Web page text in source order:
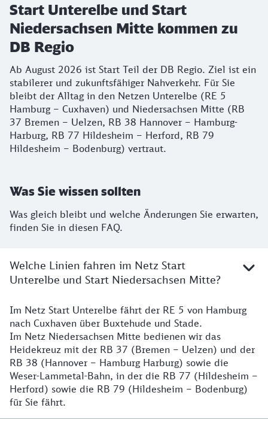
Start Unterelbe und Start
Niedersachsen Mitte kommen zu
DB Regio
Ab August 2026 ist Start Teil der DB Regio. Ziel ist ein
stabilerer und zukunftsfähiger Nahverkehr. Für Sie
bleibt der Alltag in den Netzen Unterelbe (RE 5
Hamburg – Cuxhaven) und Niedersachsen Mitte (RB
37 Bremen – Uelzen, RB 38 Hannover – Hamburg-
Harburg, RB 77 Hildesheim – Herford, RB 79
Hildesheim – Bodenburg) vertraut.
Was Sie wissen sollten
Was gleich bleibt und welche Änderungen Sie erwarten,
finden Sie in diesen FAQ.
Welche Linien fahren im Netz Start
Unterelbe und Start Niedersachsen Mitte?
Details
Im Netz Start Unterelbe fährt der RE 5 von Hamburg
nach Cuxhaven über Buxtehude und Stade.
Im Netz Niedersachsen Mitte bedienen wir das
Heidekreuz mit der RB 37 (Bremen – Uelzen) und der
RB 38 (Hannover – Hamburg Harburg) sowie die
Weser-Lammetal-Bahn, in der die RB 77 (Hildesheim –
Herford) sowie die RB 79 (Hildesheim – Bodenburg)
für Sie fährt.